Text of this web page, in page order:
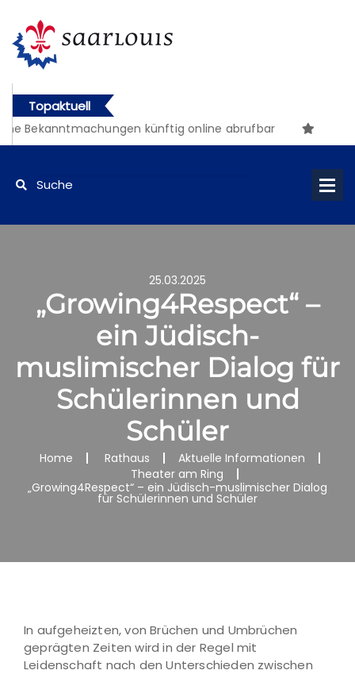
Topaktuell
Bekanntmachungen künftig online abrufbar
25.03.2025
„Growing4Respect“ –
ein Jüdisch-
muslimischer Dialog für
Schülerinnen und
Schüler
Home Rathaus
Aktuelle Informationen
Theater am Ring
„Growing4Respect“ – ein Jüdisch-muslimischer Dialog
für Schülerinnen und Schüler
In aufgeheizten, von Brüchen und Umbrüchen
geprägten Zeiten wird in der Regel mit
Leidenschaft nach den Unterschieden zwischen